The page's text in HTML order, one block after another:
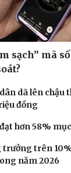
sạch” mã
dã lên chậu
đồng
hơn 58%
trưởng trên
năm 2026